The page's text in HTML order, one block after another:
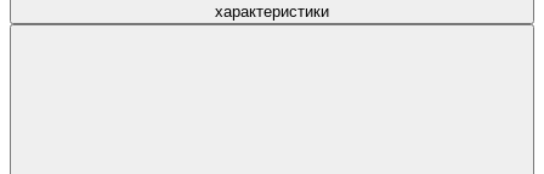
характеристики